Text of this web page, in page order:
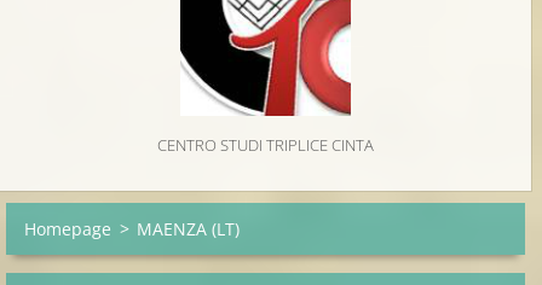
CENTRO STUDI TRIPLICE CINTA
Homepage > MAENZA (LT)